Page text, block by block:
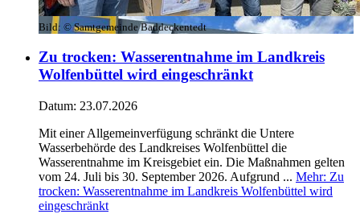
Bild: © Samtgemeinde Baddeckentedt
Zu trocken: Wasserentnahme im Landkreis
Wolfenbüttel wird eingeschränkt
Datum: 23.07.2026
Mit einer Allgemeinverfügung schränkt die Untere
Wasserbehörde des Landkreises Wolfenbüttel die
Wasserentnahme im Kreisgebiet ein. Die Maßnahmen gelten
vom 24. Juli bis 30. September 2026. Aufgrund ... Mehr: Zu
trocken: Wasserentnahme im Landkreis Wolfenbüttel wird
eingeschränkt